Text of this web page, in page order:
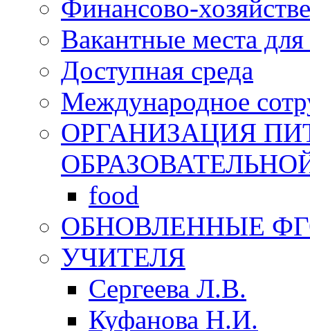
Финансово-
Вакантные места
Доступная среда
Международное
ОРГАНИЗАЦИЯ
food
ОБНОВЛЕННЫЕ
УЧИТЕЛЯ
Сергеева Л.В.
Куфанова Н.И.